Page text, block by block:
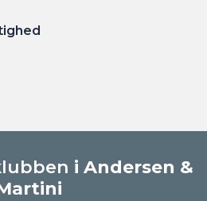
i Andersen &